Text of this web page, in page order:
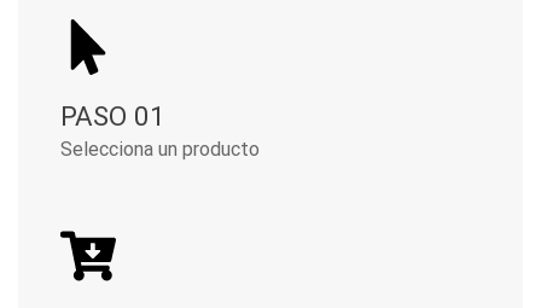
PASO 01
Selecciona un producto